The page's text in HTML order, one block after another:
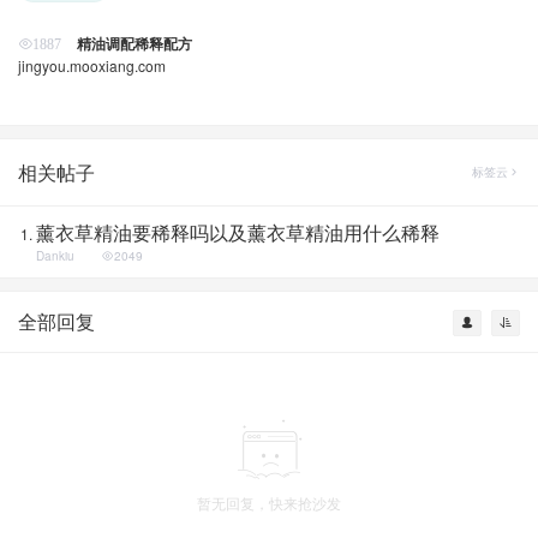
1887 精油调配稀释配方
jingyou.mooxiang.com
相关帖子 标签云
薰衣草精油要稀释吗以及薰衣草精油用什么稀释
Dankiu 2049
全部回复
暂无回复，快来抢沙发